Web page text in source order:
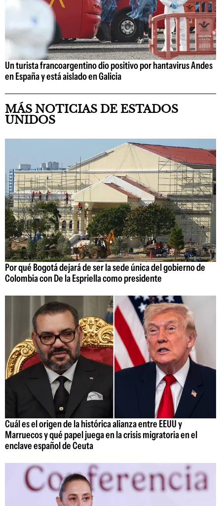
Un turista francoargentino dio positivo por hantavirus Andes
en España y está aislado en Galicia
MÁS NOTICIAS DE ESTADOS
UNIDOS
Por qué Bogotá dejará de ser la sede única del gobierno de
Colombia con De la Espriella como presidente
Cuál es el origen de la histórica alianza entre EEUU y
Marruecos y qué papel juega en la crisis migratoria en el
enclave español de Ceuta